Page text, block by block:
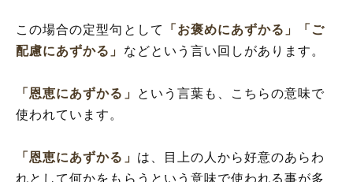
この場合の定型句として 「お褒めにあずかる」
「ご
配慮にあずかる」 などという言い回しがあります。
「恩恵にあずかる」
という言葉も、こちらの意味で
使われています。
「恩恵にあずかる」 は、目上の人から好意のあらわ
れとして何かをもらうという意味で使われる事が多